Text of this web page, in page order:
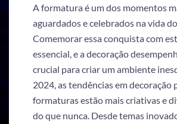
A formatura é um dos momentos
aguardados e celebrados na vida
Comemorar essa conquista com
essencial, e a decoração
crucial para criar um ambiente
2024, as tendências em decoração
formaturas estão mais criativas e
do que nunca. Desde temas